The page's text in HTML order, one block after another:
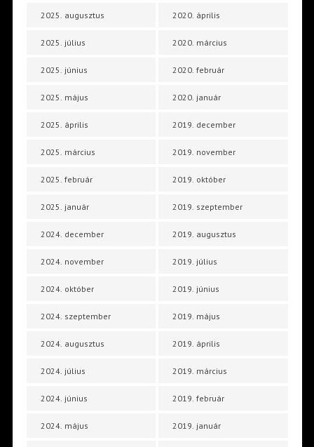
2025. augusztus
2025. július
2025. június
2025. május
2025. április
2025. március
2025. február
2025. január
2024. december
2024. november
2024. október
2024. szeptember
2024. augusztus
2024. július
2024. június
2024. május
2020. április
2020. március
2020. február
2020. január
2019. december
2019. november
2019. október
2019. szeptember
2019. augusztus
2019. július
2019. június
2019. május
2019. április
2019. március
2019. február
2019. január